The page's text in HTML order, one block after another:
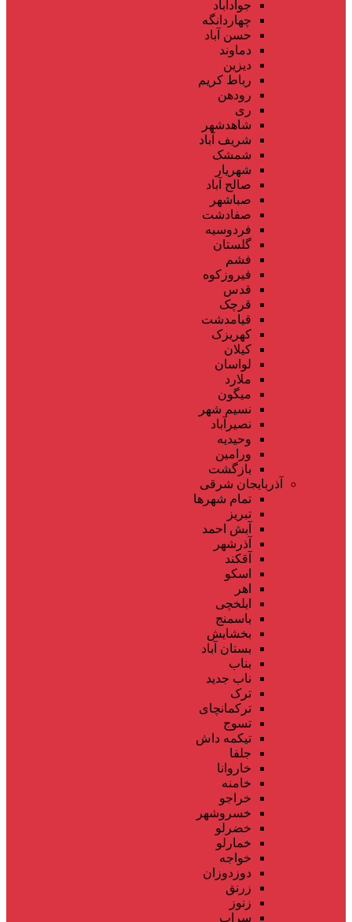
جوادآباد
چهاردانگه
حسن آباد
دماوند
دیزین
رباط کریم
رودهن
ری
شاهدشهر
شریف آباد
شمشک
شهریار
صالح آباد
صباشهر
صفادشت
فردوسیه
گلستان
فشم
فیروزکوه
قدس
قرچک
قیامدشت
کهریزک
کیلان
لواسان
ملارد
میگون
نسیم شهر
نصیرآباد
وحیدیه
ورامین
بازگشت
آذربایجان شرقی
تمام شهر‌ها
تبریز
آبش احمد
آذرشهر
آقکند
اسکو
اهر
ایلخچی
باسمنج
بخشایش
بستان آباد
بناب
ناب جدید
ترک
ترکمانچای
تسوج
تیکمه داش
جلفا
خاروانا
خامنه
خراجو
خسروشهر
خضرلو
خمارلو
خواجه
دوزدوزان
زرنق
زنوز
سراب